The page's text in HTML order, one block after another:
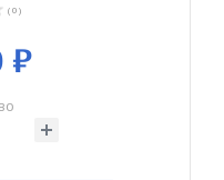
( 0 )
₽